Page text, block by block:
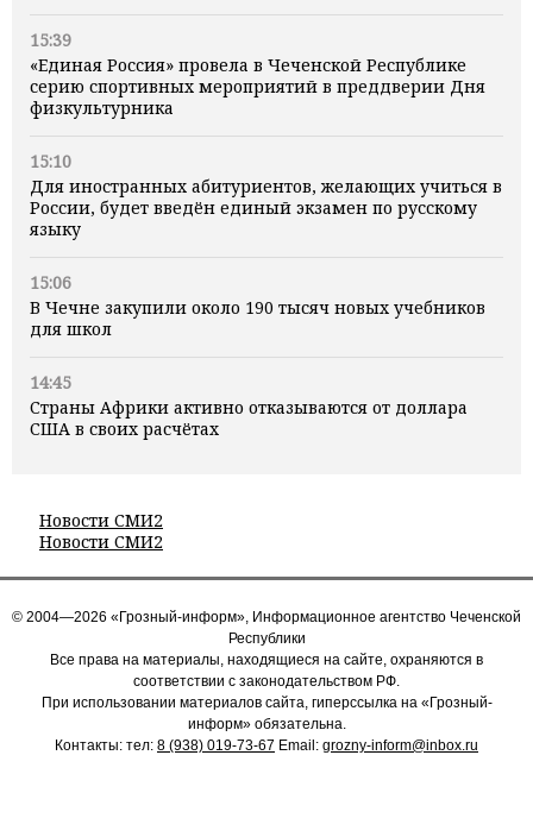
15:39
«Единая Россия» провела в Чеченской Республике
серию спортивных мероприятий в преддверии Дня
физкультурника
15:10
Для иностранных абитуриентов, желающих учиться в
России, будет введён единый экзамен по русскому
языку
15:06
В Чечне закупили около 190 тысяч новых учебников
для школ
14:45
Страны Африки активно отказываются от доллара
США в своих расчётах
Новости СМИ2
Новости СМИ2
© 2004—2026 «Грозный-информ», Информационное агентство Чеченской
Республики
Все права на материалы, находящиеся на сайте, охраняются в
соответствии с законодательством РФ.
При использовании материалов сайта, гиперссылка на «Грозный-
информ» обязательна.
Контакты: тел: 8 (938) 019-73-67 Email: grozny-inform@inbox.ru